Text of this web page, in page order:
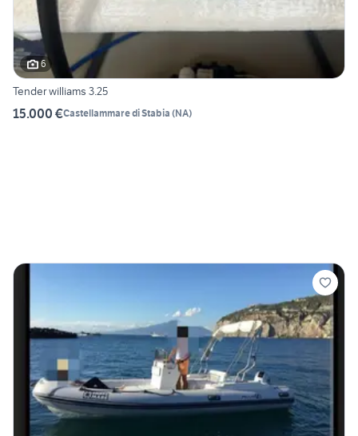
6
Tender williams 3.25
15.000 €Castellammare di Stabia (NA)